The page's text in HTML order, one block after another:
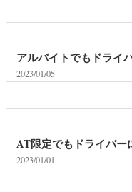
アルバイトでもドライ
2023/01/05
AT限定でもドライバー
2023/01/01